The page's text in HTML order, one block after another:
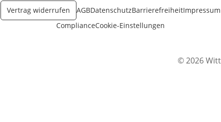
Vertrag widerrufen AGBDatenschutzBarrierefreiheitImpressum
ComplianceCookie-Einstellungen
© 2026 Witt